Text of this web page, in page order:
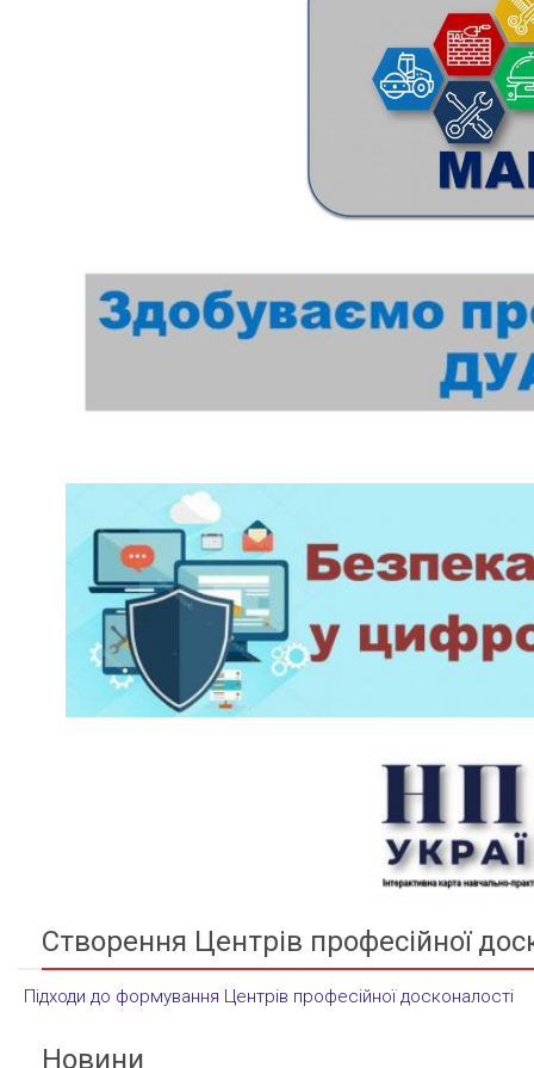
Створення Центрів професійної
Підходи до формування Центрів професійної досконалості
Новини